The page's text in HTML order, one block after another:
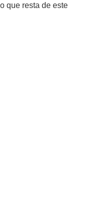
que resta de este